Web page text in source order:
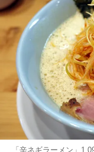
「辛ネギラーメン」